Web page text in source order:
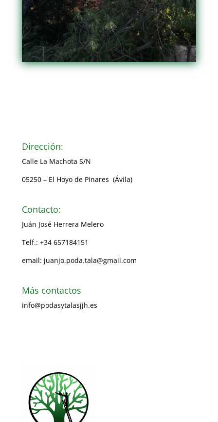
Dirección:
Calle La Machota S/N
05250 – El Hoyo de Pinares (Ávila)
Contacto:
Juán José Herrera Melero
Telf.: +34 657184151
email: juanjo.poda.tala@gmail.com
Más contactos
info@podasytalasjjh.es